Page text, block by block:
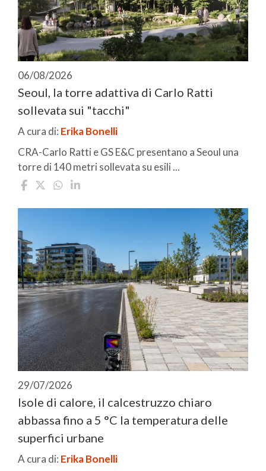
06/08/2026
Seoul, la torre adattiva di Carlo Ratti
sollevata sui "tacchi"
A cura di: Erika Bonelli
CRA-Carlo Ratti e GS E&C presentano a Seoul una
torre di 140 metri sollevata su esili ...
29/07/2026
Isole di calore, il calcestruzzo chiaro
abbassa fino a 5 °C la temperatura delle
superfici urbane
A cura di: Erika Bonelli